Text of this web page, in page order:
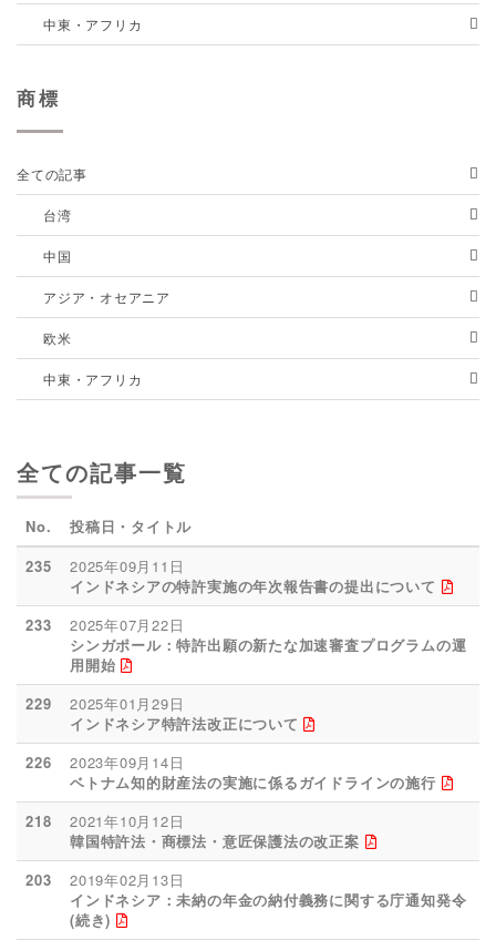
中東・アフリカ
商標
全ての記事
台湾
中国
アジア・オセアニア
欧米
中東・アフリカ
全ての記事一覧
No.
投稿日・タイトル
235
2025年09月11日
インドネシアの特許実施の年次報告書の提出について
233
2025年07月22日
シンガポール：特許出願の新たな加速審査プログラムの運
用開始
229
2025年01月29日
インドネシア特許法改正について
226
2023年09月14日
ベトナム知的財産法の実施に係るガイドラインの施行
218
2021年10月12日
韓国特許法・商標法・意匠保護法の改正案
203
2019年02月13日
インドネシア：未納の年金の納付義務に関する庁通知発令
(続き)